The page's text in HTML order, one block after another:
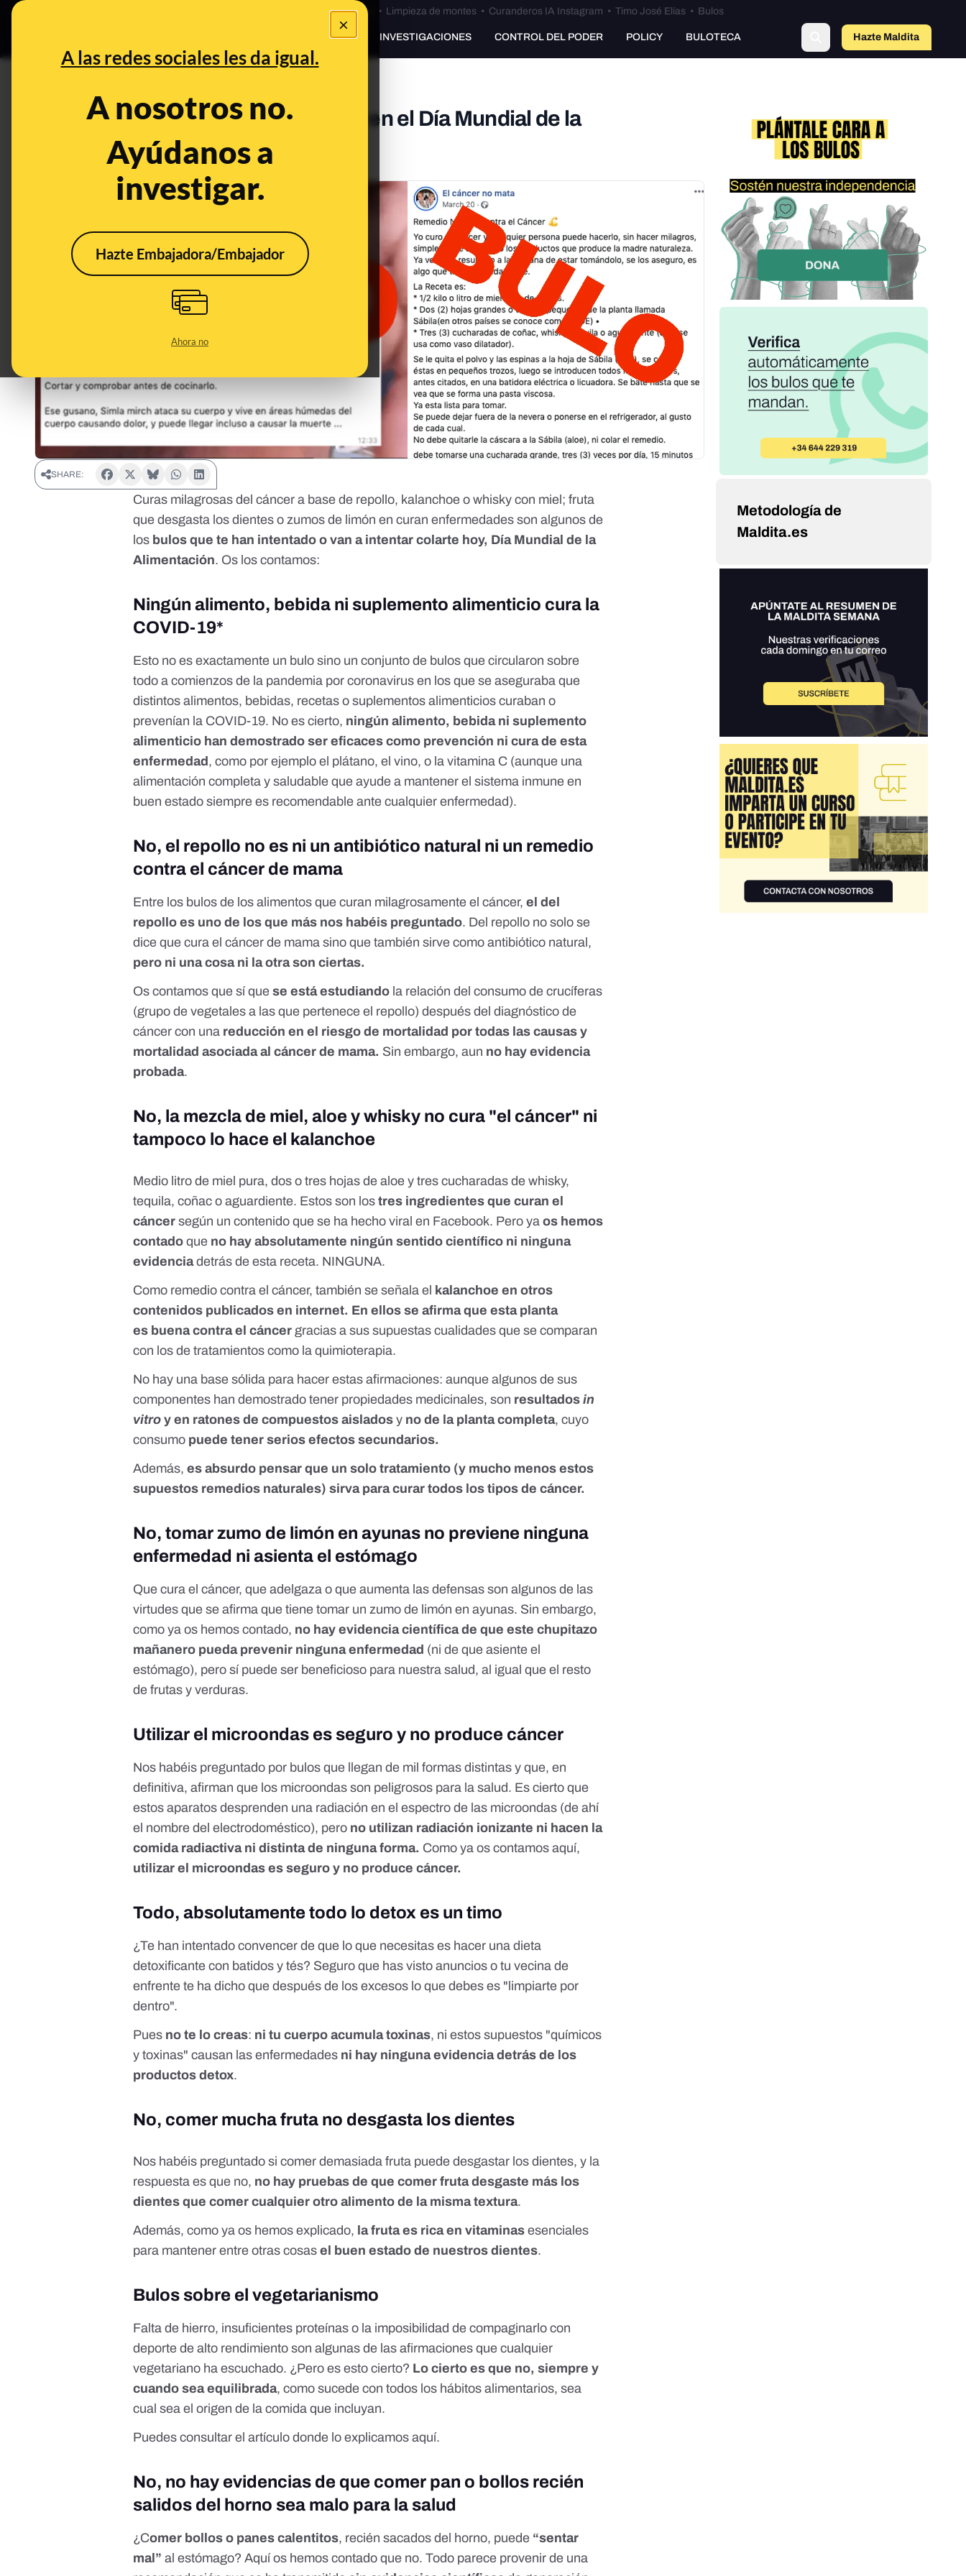
×
A las redes sociales les da igual.
A nosotros no.
Ayúdanos a
investigar.
Hazte Embajadora/Embajador
Ahora no
Bulos Ceuta • Limpieza de montes• Curanderos IA Instagram • Timo José Elías• Bulos
PREBUNKING INVESTIGACIONES CONTROL DEL PODER POLICY BULOTECA Hazte Maldito
11 bulos que te van a intentar colar en el Día Mundial de la
Alimentación
Oct 16, 2019, 7:00:10 AM
SHARE:
Curas milagrosas del cáncer a base de repollo, kalanchoe o whisky con miel; fruta
que desgasta los dientes o zumos de limón en curan enfermedades son algunos de
los bulos que te han intentado o van a intentar colarte hoy, Día Mundial de la
Alimentación. Os los contamos:
Ningún alimento, bebida ni suplemento alimenticio cura la
COVID-19*
Esto no es exactamente un bulo sino un conjunto de bulos que circularon sobre
todo a comienzos de la pandemia por coronavirus en los que se aseguraba que
distintos alimentos, bebidas, recetas o suplementos alimenticios curaban o
prevenían la COVID-19. No es cierto, ningún alimento, bebida ni suplemento
alimenticio han demostrado ser eficaces como prevención ni cura de esta
enfermedad , como por ejemploel plátano,el vino, o la vitamina C (aunque una
alimentación completa y saludable que ayude a mantener el sistema inmune en
buen estado siempre es recomendable ante cualquier enfermedad).
No, el repollo no es ni un antibiótico natural ni un remedio
contra el cáncer de mama
Entre los bulos de los alimentos que curan milagrosamente el cáncer,el del
repollo es uno de los que más nos habéis preguntado. Del repollo no solo se
dice que cura el cáncer de mama sino que también sirve como antibiótico natural,
pero ni una cosa ni la otra son ciertas.
Os contamos que sí quese está estudiando la relación del consumo de crucíferas
(grupo de vegetales a las que pertenece el repollo) después del diagnóstico de
cáncer con una reducción en el riesgo de mortalidad por todas las causas y
mortalidad asociada al cáncer de mama. Sin embargo, aun no hay evidencia
probada.
No, la mezcla de miel, aloe y whisky no cura "el cáncer" ni
tampoco lo hace el kalanchoe
Medio litro de miel pura, dos o tres hojas de aloe y tres cucharadas de whisky,
tequila, coñac o aguardiente. Estos son los tres ingredientes que curan el
cáncersegún un contenido que se ha hecho viral en Facebook. Peroya os hemos
contado que no hay absolutamente ningún sentido científico ni ninguna
evidenciadetrás de esta receta. NINGUNA.
Como remedio contra el cáncer, también se señala el kalanchoe en otros
contenidos publicados en internet. En ellos se afirma que esta planta
es buena contra el cáncer gracias a sus supuestas cualidades que se comparan
con los de tratamientos como la quimioterapia.
No hay una base sólida para hacer estas afirmaciones: aunque algunos de sus
componentes han demostrado tener propiedades medicinales, son resultadosin
vitro y en ratones de compuestos aislados y no de la planta completa, cuyo
consumo puede tener serios efectos secundarios.
Además,es absurdo pensar que un solo tratamiento (y mucho menos estos
supuestos remedios naturales) sirva para curar todos los tipos de cáncer.
No, tomar zumo de limón en ayunas no previene ninguna
enfermedad ni asienta el estómago
Que cura el cáncer, que adelgaza o que aumenta las defensas son algunos de las
virtudes que se afirma que tiene tomar un zumo de limón en ayunas. Sin embargo,
como ya os hemos contado, no hay evidencia científica de que este chupitazo
mañanero pueda prevenir ninguna enfermedad (ni de que asiente el
estómago), pero sí puede ser beneficioso para nuestra salud, al igual que el resto
de frutas y verduras.
Utilizar el microondas es seguro y no produce cáncer
Nos habéis preguntado por bulos que llegan de mil formas distintas y que, en
definitiva, afirman que los microondas son peligrosos para la salud. Es cierto que
estos aparatos desprenden una radiación en el espectro de las microondas (de ahí
el nombre del electrodoméstico), pero no utilizan radiación ionizante ni hacen la
comida radiactiva ni distinta de ninguna forma. Como ya os contamosaquí,
utilizar el microondas es seguro y no produce cáncer.
Todo, absolutamente todo lo detox es un timo
¿Te han intentado convencer de que lo que necesitas es hacer una dieta
detoxificante con batidos y tés? Seguro que has visto anuncios o tu vecina de
enfrente te ha dicho que después de los excesos lo que debes es "limpiarte por
dentro".
Pues no te lo creas: ni tu cuerpo acumula toxinas, ni estos supuestos "químicos
y toxinas" causan las enfermedades ni hay ninguna evidencia detrás de los
productos detox.
No, comer mucha fruta no desgasta los dientes
Nos habéis preguntado si comer demasiada fruta puede desgastar los dientes, y la
respuesta es que no, no hay pruebas de que comer fruta desgaste más los
dientes que comer cualquier otro alimento de la misma textura.
Además,como ya os hemos explicado, la fruta es rica en vitaminas esenciales
para mantener entre otras cosasel buen estado de nuestros dientes.
Bulos sobre el vegetarianismo
Falta de hierro, insuficientes proteínas o la imposibilidad de compaginarlo con
deporte de alto rendimiento son algunas de las afirmaciones que cualquier
vegetariano ha escuchado. ¿Pero es esto cierto? Lo cierto es que no, siempre y
cuando sea equilibrada, como sucede con todos los hábitos alimentarios, sea
cual sea el origen de la comida que incluyan.
Puedes consultar el artículo donde lo explicamosaquí.
No, no hay evidencias de que comer pan o bollos recién
salidos del horno sea malo para la salud
¿Comer bollos o panes calentitos, recién sacados del horno, puede “sentar
mal” al estómago?Aquíos hemos contado que no. Todo parece provenir de una
Metodología de
Maldita.es